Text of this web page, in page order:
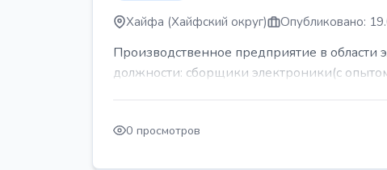
Хайфа (Хайфский округ) Опубликовано:
Производственное предприятие в
должности: сборщики электроники(с
0 просмотров